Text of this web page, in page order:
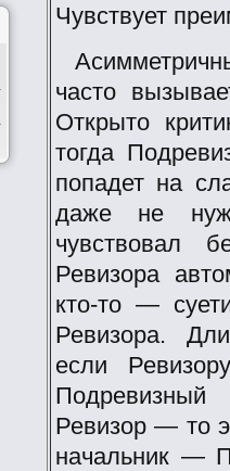
Чувствует
часто
Открыто
тогда
попадет на
даже не
чувствовал
Ревизора
кто-то —
Ревизора.
если
Ревизор — то
начальник —